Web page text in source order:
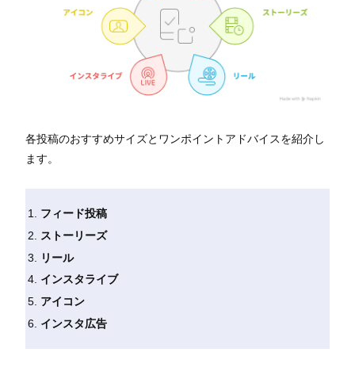
各投稿のおすすめサイズとワンポイントアドバイスを紹介し
ます。
フィード投稿
ストーリーズ
リール
インスタライブ
アイコン
インスタ広告